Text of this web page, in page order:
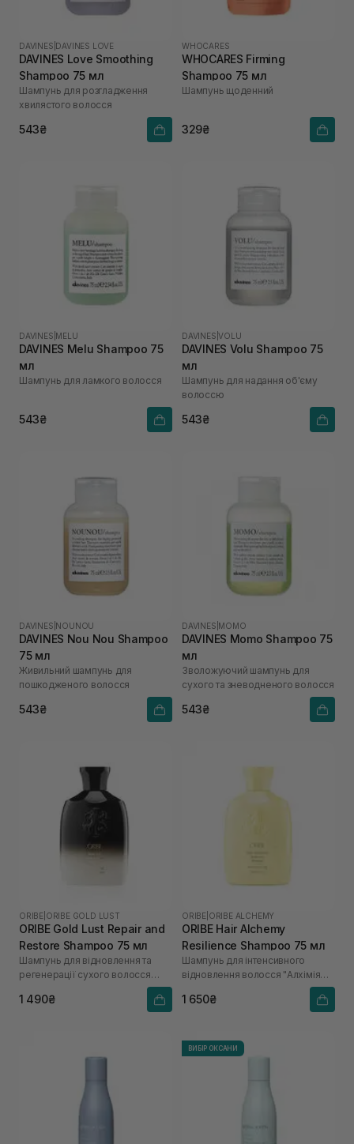
DAVINES DAVINES LOVE
DAVINES Love Smoothing
Shampoo 75 мл
Шампунь для розгладження
хвилястого волосся
543₴
WHOCARES
WHOCARES Firming
Shampoo 75 мл
Шампунь щоденний
329₴
DAVINES MELU
DAVINES Melu Shampoo 75
мл
Шампунь для ламкого волосся
543₴
DAVINES |VOLU
DAVINES Volu Shampoo 75
мл
Шампунь для надання об'єму
волоссю
543₴
DAVINES NOUNOU
DAVINES Nou Nou Shampoo
75 мл
Живильний шампунь для
пошкодженого волосся
543₴
DAVINES MOMO
DAVINES Momo Shampoo 75
мл
Зволожуючий шампунь для
сухого та зневодненого волосся
543₴
ORIBE ORIBE GOLD LUST
ORIBE Gold Lust Repair and
Restore Shampoo 75 мл
Шампунь для відновлення та
регенерації сухого волосся
1 490₴
ORIBE ORIBE ALCHEMY
ORIBE Hair Alchemy
Resilience Shampoo 75 мл
Шампунь для інтенсивного
відновлення волосся "Алхімія
1 650₴
ВИБІР ОКСАНИ